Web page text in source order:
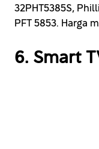
32PHT5385S,
PFT 5853. Harga
6. Smart